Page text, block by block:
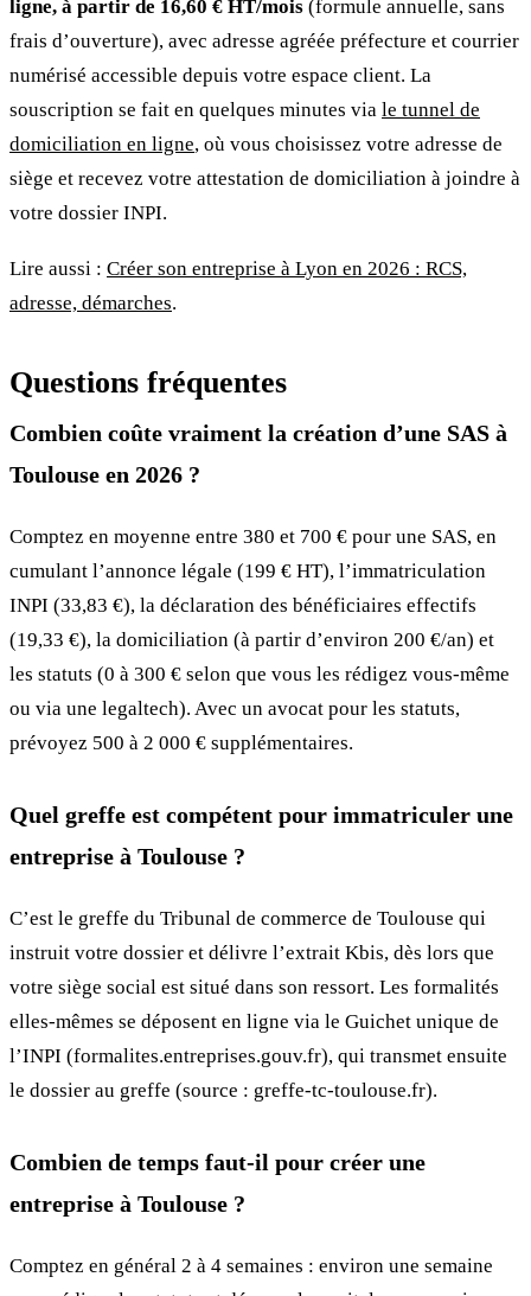
ligne, à partir de 16,60 € HT/mois (formule annuelle, sans
frais d’ouverture), avec adresse agréée préfecture et courrier
numérisé accessible depuis votre espace client. La
souscription se fait en quelques minutes via le tunnel de
domiciliation en ligne, où vous choisissez votre adresse de
siège et recevez votre attestation de domiciliation à joindre à
votre dossier INPI.
Lire aussi : Créer son entreprise à Lyon en 2026 : RCS,
adresse, démarches.
Questions fréquentes
Combien coûte vraiment la création d’une SAS à
Toulouse en 2026 ?
Comptez en moyenne entre 380 et 700 € pour une SAS, en
cumulant l’annonce légale (199 € HT), l’immatriculation
INPI (33,83 €), la déclaration des bénéficiaires effectifs
(19,33 €), la domiciliation (à partir d’environ 200 €/an) et
les statuts (0 à 300 € selon que vous les rédigez vous-même
ou via une legaltech). Avec un avocat pour les statuts,
prévoyez 500 à 2 000 € supplémentaires.
Quel greffe est compétent pour immatriculer une
entreprise à Toulouse ?
C’est le greffe du Tribunal de commerce de Toulouse qui
instruit votre dossier et délivre l’extrait Kbis, dès lors que
votre siège social est situé dans son ressort. Les formalités
elles-mêmes se déposent en ligne via le Guichet unique de
l’INPI (formalites.entreprises.gouv.fr), qui transmet ensuite
le dossier au greffe (source : greffe-tc-toulouse.fr).
Combien de temps faut-il pour créer une
entreprise à Toulouse ?
Comptez en général 2 à 4 semaines : environ une semaine